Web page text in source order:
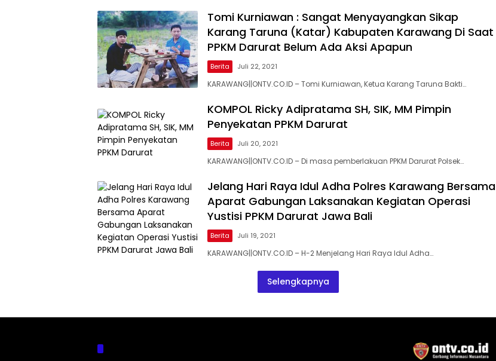
Tomi Kurniawan : Sangat Menyayangkan Sikap
Karang Taruna (Katar) Kabupaten Karawang Di Saat
PPKM Darurat Belum Ada Aksi Apapun
Berita Juli 22, 2021
KARAWANG||ONTV.CO.ID – Tomi Kurniawan, Ketua Karang Taruna Bakti…
KOMPOL Ricky Adipratama SH, SIK, MM Pimpin
Penyekatan PPKM Darurat
Berita Juli 20, 2021
KARAWANG||ONTV.CO.ID – Di masa pemberlakuan PPKM Darurat Polsek…
Jelang Hari Raya Idul Adha Polres Karawang Bersama
Aparat Gabungan Laksanakan Kegiatan Operasi
Yustisi PPKM Darurat Jawa Bali
Berita Juli 19, 2021
KARAWANG||ONTV.CO.ID – H-2 Menjelang Hari Raya Idul Adha…
Selengkapnya